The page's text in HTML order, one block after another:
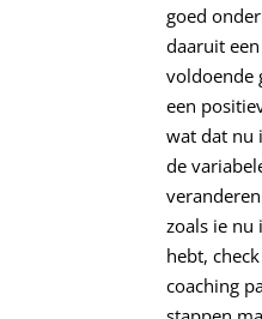
goed
daaruit
voldoende
een
wat dat nu
de
zoals ie nu
hebt,
coaching